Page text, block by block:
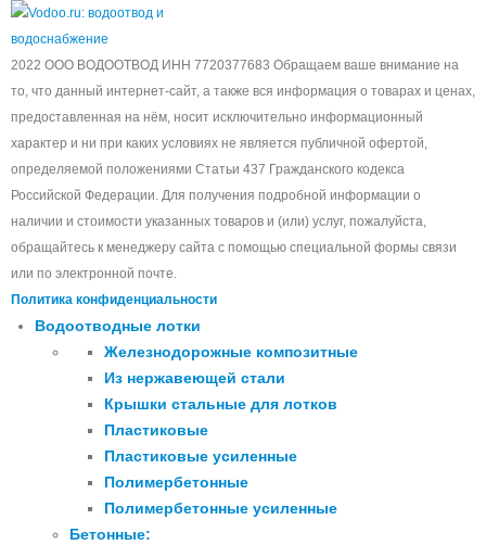
2022 ООО ВОДООТВОД ИНН 7720377683 Обращаем ваше внимание на
то, что данный интернет-сайт, а также вся информация о товарах и ценах,
предоставленная на нём, носит исключительно информационный
характер и ни при каких условиях не является публичной офертой,
определяемой положениями Статьи 437 Гражданского кодекса
Российской Федерации. Для получения подробной информации о
наличии и стоимости указанных товаров и (или) услуг, пожалуйста,
обращайтесь к менеджеру сайта с помощью специальной формы связи
или по электронной почте.
Политика конфиденциальности
Водоотводные лотки
Железнодорожные композитные
Из нержавеющей стали
Крышки стальные для лотков
Пластиковые
Пластиковые усиленные
Полимербетонные
Полимербетонные усиленные
Бетонные: